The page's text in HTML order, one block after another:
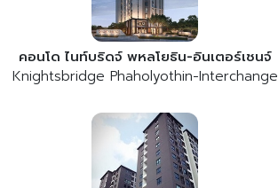
คอนโด ไนท์บริดจ์ พหลโยธิน-อินเตอร์เชนจ์
Knightsbridge Phaholyothin-Interchange